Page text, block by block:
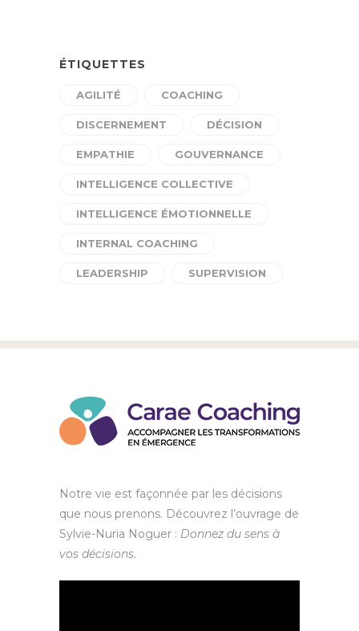
ÉTIQUETTES
AGILITÉ COACHING
DISCERNEMENT DÉCISION
EMPATHIE GOUVERNANCE
INTELLIGENCE COLLECTIVE
INTELLIGENCE ÉMOTIONNELLE
INTERNAL COACHING
LEADERSHIP SUPERVISION
Notre vie est façonnée par les décisions
que nous prenons. Découvrez l’ouvrage de
Sylvie-Nuria Noguer : Donnez du sens à
vos décisions.